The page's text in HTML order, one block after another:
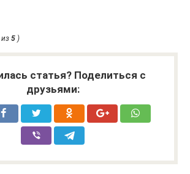
из 5 )
статья? Поделиться с
друзьями: